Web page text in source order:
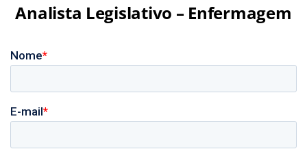
Analista Legislativo – Enfermagem